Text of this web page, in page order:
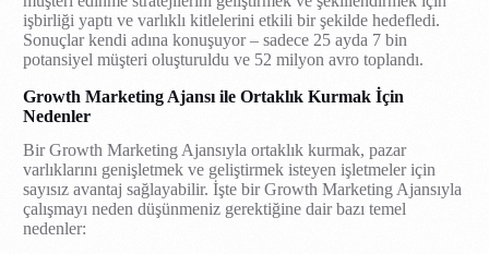
işbirliği yaptı ve varlıklı kitlelerini etkili bir şekilde hedefledi.
Sonuçlar kendi adına konuşuyor – sadece 25 ayda 7 bin
potansiyel müşteri oluşturuldu ve 52 milyon avro toplandı.
Growth Marketing Ajansı ile Ortaklık Kurmak İçin
Nedenler
Bir Growth Marketing Ajansıyla ortaklık kurmak, pazar
varlıklarını genişletmek ve geliştirmek isteyen işletmeler için
sayısız avantaj sağlayabilir. İşte bir Growth Marketing Ajansıyla
çalışmayı neden düşünmeniz gerektiğine dair bazı temel
nedenler: